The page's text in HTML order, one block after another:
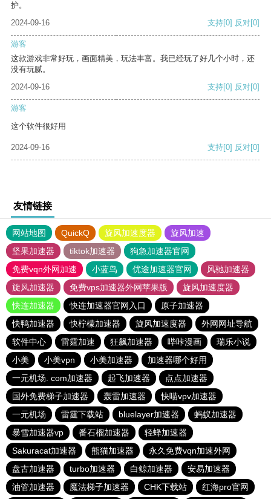
护。
2024-09-16
支持[0] 反对[0]
游客
这款游戏非常好玩，画面精美，玩法丰富。我已经玩了好几个小时，还
没有玩腻。
2024-09-16
支持[0] 反对[0]
游客
这个软件很好用
2024-09-16 支持[0] 反对[0]
友情链接
网站地图 QuickQ 旋风加速度器
旋风加速
坚果加速器
tiktok加速器
狗急加速器官网
免费vqn外网加速
小蓝鸟 优途加速器官网
风驰加速器
旋风加速器
免费vps加速器外网苹果版
旋风加速度器
快连加速器
快连加速器官网入口
原子加速器
快鸭加速器
快柠檬加速器 旋风加速度器
外网网址导航
软件中心
雷霆加速 狂飙加速器 哔咔漫画
瑞乐小说
小美
小美vpn 小美加速器
加速器哪个好用
一元机场. com加速器
起飞加速器
点点加速器
国外免费梯子加速器
轰雷加速器
快喵vpv加速器
一元机场
雷霆下载站 bluelayer加速器
蚂蚁加速器
暴雪加速器vp
番石榴加速器
轻蜂加速器
Sakuracat加速器
熊猫加速器
永久免费vqn加速外网
盘古加速器
turbo加速器 白鲸加速器
安易加速器
油管加速器
魔法梯子加速器 CHK下载站 红海pro官网